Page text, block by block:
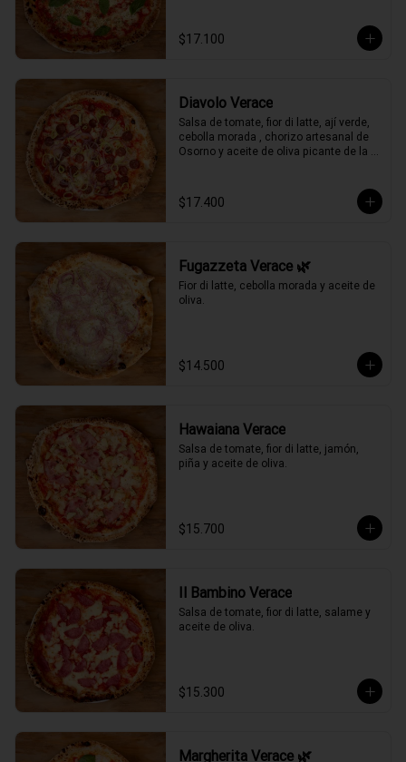
$17.100
Diavolo Verace
Salsa de tomate, fior di latte, ají verde,
cebolla morada , chorizo artesanal de
Osorno y aceite de oliva picante de la
$17.400
Fugazzeta Verace 🌿
Fior di latte, cebolla morada y aceite de
oliva.
$14.500
Hawaiana Verace
Salsa de tomate, fior di latte, jamón,
piña y aceite de oliva.
$15.700
Il Bambino Verace
Salsa de tomate, fior di latte, salame y
aceite de oliva.
$15.300
Margherita Verace 🌿